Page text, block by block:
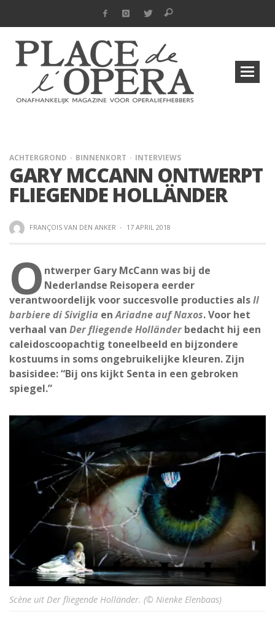
ACHTERGROND BINNENKORT INTERVIEWS
GARY MCCANN ONTWERPT
FLIEGENDE HOLLÄNDER
FRANÇOIS VAN DEN ANKER · 17 APRIL 2018
O ntwerper Gary McCann was bij de
Nederlandse Reisopera eerder
verantwoordelijk voor succesvolle producties alsIl
barbiere di Siviglia enAriadne auf Naxos. Voor het
verhaal van Der fliegende Holländerbedacht hij een
caleidoscoopachtig toneelbeeld en bijzondere
kostuums in soms ongebruikelijke kleuren. Zijn
basisidee: “Bij ons kijkt Senta in een gebroken
spiegel.”
Scène uit Der fliegende Holländer. (© Nienke Elenbaas)